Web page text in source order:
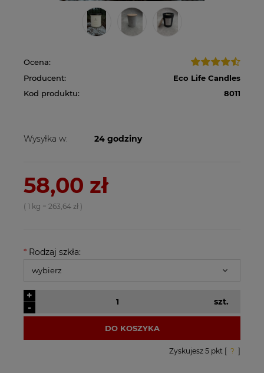
Ocena:
Producent:
Eco Life Candles
Kod produktu:
8011
Wysyłka w: 24 godziny
58,00 zł
( 1 kg = 263,64 zł )
* Rodzaj szkła:
-
+
szt.
DO KOSZYKA
Zyskujesz 5 pkt [ ? ]